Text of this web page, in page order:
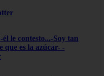
le contesto...-Soy tan
que es la azúcar- -